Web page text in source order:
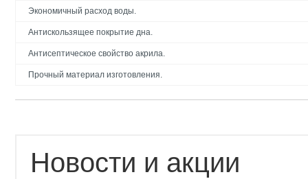
Экономичный расход воды.
Антискользящее покрытие дна.
Антисептическое свойство акрила.
Прочный материал изготовления.
Новости и акции